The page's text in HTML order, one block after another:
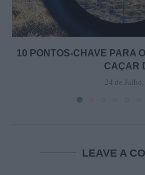
10 PONTOS-CHAVE PARA
CAÇAR
24 de
LEAVE A